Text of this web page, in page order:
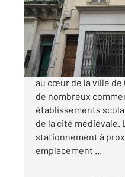
Maison à vendre
115
Idéalement situé
au cœur de la ville de
de nombreux
établissements
de la cité médiévale.
stationnement à
emplacement ...